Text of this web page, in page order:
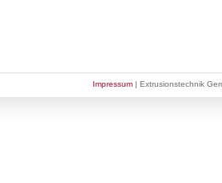
Impressum| Extrusionstechnik